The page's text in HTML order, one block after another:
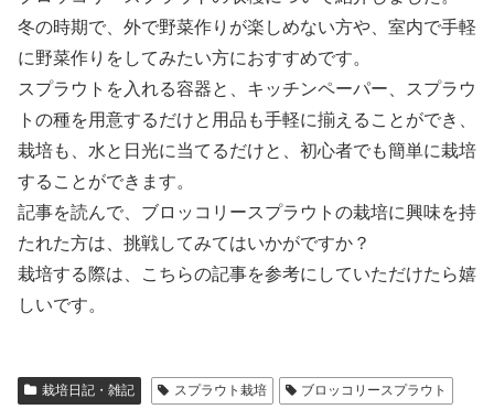
冬の時期で、外で野菜作りが楽しめない方や、室内で手軽
に野菜作りをしてみたい方におすすめです。
スプラウトを入れる容器と、キッチンペーパー、スプラウ
トの種を用意するだけと用品も手軽に揃えることができ、
栽培も、水と日光に当てるだけと、初心者でも簡単に栽培
することができます。
記事を読んで、ブロッコリースプラウトの栽培に興味を持
たれた方は、挑戦してみてはいかがですか？
栽培する際は、こちらの記事を参考にしていただけたら嬉
しいです。
栽培日記・雑記 スプラウト栽培 ブロッコリースプラウト